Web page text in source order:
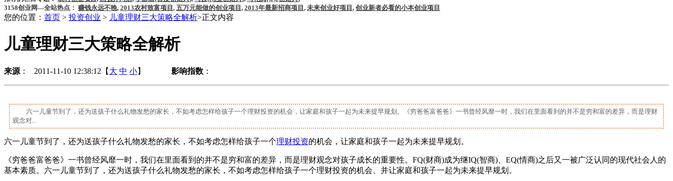
3158创业网—全站热点： 赚钱永远不晚, 2013农村致富项目 , 五万元能做的创业项目 , 2013年最新招商项目 , 未来创业好项目 , 创业新者必看的小本创业项目
您的位置： 首页 > 投资创业 > 儿童理财三大策略全解析>正文内容
儿童理财三大策略全解析
来源 ： 2011-11-10 12:38:12【 大 中 小】 影响指数 ：
六一儿童节到了，还为送孩子什么礼物发愁的家长，不如考虑怎样给孩子一个理财投资的机会，让家庭和孩子一起为未来提早规划。《穷爸爸富爸爸》一书曾经风靡一时，我们在里面看到的并不是穷和富的差异，而是理财
观念对...
六一儿童节到了，还为送孩子什么礼物发愁的家长，不如考虑怎样给孩子一个理财投资的机会，让家庭和孩子一起为未来提早规划。
《穷爸爸富爸爸》一书曾经风靡一时，我们在里面看到的并不是穷和富的差异，而是理财观念对孩子成长的重要性。FQ(财商)成为继IQ(智商)、EQ(情商)之后又一被广泛认同的现代社会人的
基本素质。六一儿童节到了，还为送孩子什么礼物发愁的家长，不如考虑怎样给孩子一个理财投资的机会、并让家庭和孩子一起为未来提早规划。